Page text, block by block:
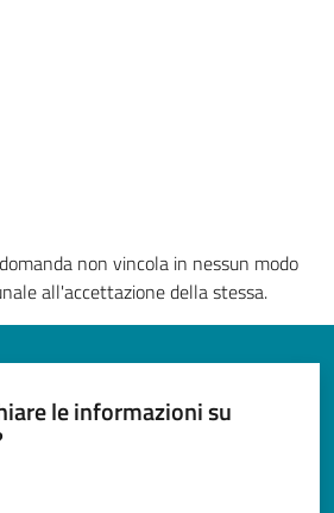
non vincola in nessun modo
all'accettazione della stessa.
le informazioni su